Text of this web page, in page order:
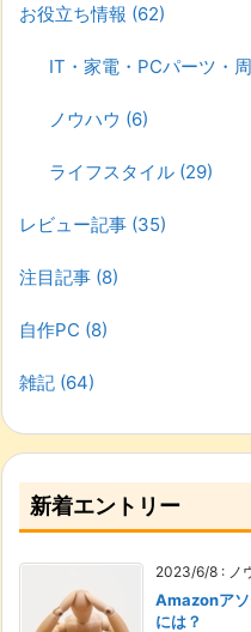
お役立ち情報 (62)
IT・家電・PCパーツ・
ノウハウ (6)
ライフスタイル (29)
レビュー記事 (35)
注目記事 (8)
自作PC (8)
雑記 (64)
新着エントリー
2023/6/8 : ノ
Amazonアソ
には？